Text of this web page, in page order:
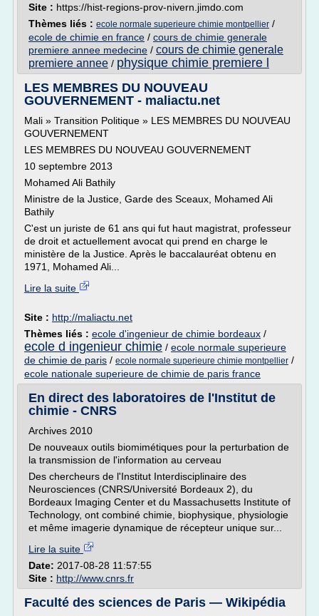
Site : https://hist-regions-prov-nivern.jimdo.com
Thèmes liés : ecole normale superieure chimie montpellier /
ecole de chimie en france / cours de chimie generale
premiere annee medecine / cours de chimie generale
premiere annee / physique chimie premiere l
LES MEMBRES DU NOUVEAU
GOUVERNEMENT - maliactu.net
Mali » Transition Politique » LES MEMBRES DU NOUVEAU
GOUVERNEMENT
LES MEMBRES DU NOUVEAU GOUVERNEMENT
10 septembre 2013
Mohamed Ali Bathily
Ministre de la Justice, Garde des Sceaux, Mohamed Ali
Bathily
C'est un juriste de 61 ans qui fut haut magistrat, professeur
de droit et actuellement avocat qui prend en charge le
ministère de la Justice. Après le baccalauréat obtenu en
1971, Mohamed Ali...
Lire la suite
Site : http://maliactu.net
Thèmes liés : ecole d'ingenieur de chimie bordeaux /
ecole d ingenieur chimie / ecole normale superieure
de chimie de paris / ecole normale superieure chimie montpellier /
ecole nationale superieure de chimie de paris france
En direct des laboratoires de l'Institut de
chimie - CNRS
Archives 2010
De nouveaux outils biomimétiques pour la perturbation de
la transmission de l'information au cerveau
Des chercheurs de l'Institut Interdisciplinaire des
Neurosciences (CNRS/Université Bordeaux 2), du
Bordeaux Imaging Center et du Massachusetts Institute of
Technology, ont combiné chimie, biophysique, physiologie
et même imagerie dynamique de récepteur unique sur...
Lire la suite
Date: 2017-08-28 11:57:55
Site : http://www.cnrs.fr
Faculté des sciences de Paris — Wikipédia